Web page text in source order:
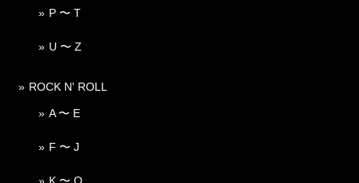
P 〜 T
U 〜 Z
ROCK N' ROLL
A 〜 E
F 〜 J
K 〜 O